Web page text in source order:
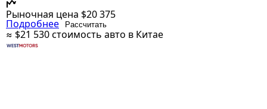
Рыночная цена $20 375
Подробнее Рассчитать
≈ $21 530стоимость авто в Китае